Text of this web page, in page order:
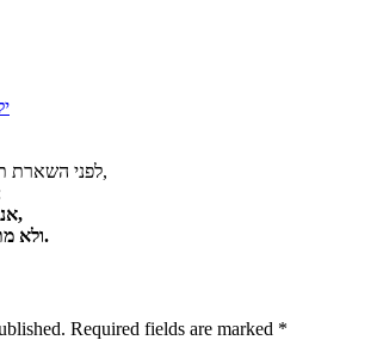
לפני השארת,
אנחנו לא קונים ולא מוכרים תקליטים,
ולא מתקשרים למספרי טלפון לא מוכרים.
Required fields are marked *